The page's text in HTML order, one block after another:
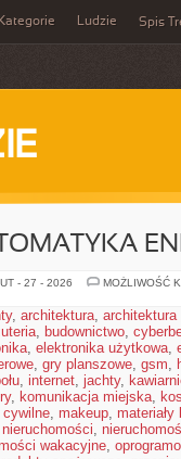
Kategorie Ludzie Spis
- 27 - 2026
MOŻLIWOŚĆ
, architektura, architektura
, budownictwo,
, elektronika użytkowa,
, gry planszowe, gsm,
, internet, jachty,
, komunikacja miejska,
cywilne, makeup, materiały
nieruchomości,
wakacyjne,